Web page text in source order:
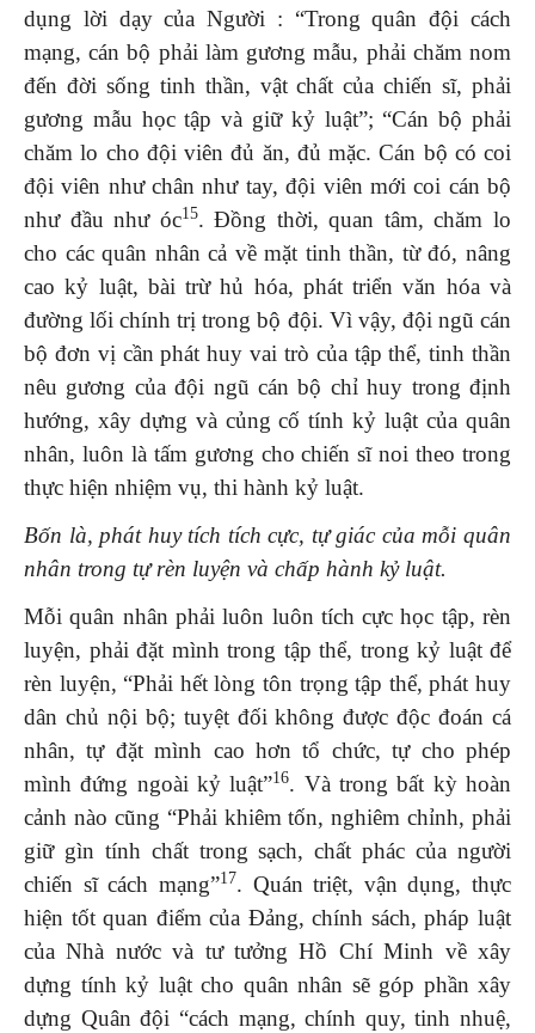
dụng lời dạy của Người : “Trong quân đội cách
mạng, cán bộ phải làm gương mẫu, phải chăm nom
đến đời sống tinh thần, vật chất của chiến sĩ, phải
gương mẫu học tập và giữ kỷ luật”; “Cán bộ phải
chăm lo cho đội viên đủ ăn, đủ mặc. Cán bộ có coi
đội viên như chân như tay, đội viên mới coi cán bộ
như đầu như óc15. Đồng thời, quan tâm, chăm lo
cho các quân nhân cả về mặt tinh thần, từ đó, nâng
cao kỷ luật, bài trừ hủ hóa, phát triển văn hóa và
đường lối chính trị trong bộ đội. Vì vậy, đội ngũ cán
bộ đơn vị cần phát huy vai trò của tập thể, tinh thần
nêu gương của đội ngũ cán bộ chỉ huy trong định
hướng, xây dựng và củng cố tính kỷ luật của quân
nhân, luôn là tấm gương cho chiến sĩ noi theo trong
thực hiện nhiệm vụ, thi hành kỷ luật.
Bốn là, phát huy tích tích cực, tự giác của mỗi quân
nhân trong tự rèn luyện và chấp hành kỷ luật.
Mỗi quân nhân phải luôn luôn tích cực học tập, rèn
luyện, phải đặt mình trong tập thể, trong kỷ luật để
rèn luyện, “Phải hết lòng tôn trọng tập thể, phát huy
dân chủ nội bộ; tuyệt đối không được độc đoán cá
nhân, tự đặt mình cao hơn tổ chức, tự cho phép
mình đứng ngoài kỷ luật”16. Và trong bất kỳ hoàn
cảnh nào cũng “Phải khiêm tốn, nghiêm chỉnh, phải
giữ gìn tính chất trong sạch, chất phác của người
chiến sĩ cách mạng”17. Quán triệt, vận dụng, thực
hiện tốt quan điểm của Đảng, chính sách, pháp luật
của Nhà nước và tư tưởng Hồ Chí Minh về xây
dựng tính kỷ luật cho quân nhân sẽ góp phần xây
dựng Quân đội “cách mạng, chính quy, tinh nhuệ,